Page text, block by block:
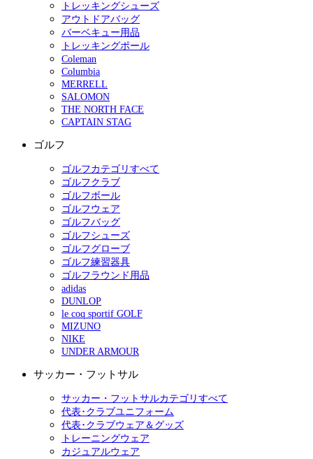
トレッキングシューズ
アウトドアバッグ
バーベキュー用品
トレッキングポール
Coleman
Columbia
MERRELL
SALOMON
THE NORTH FACE
CAPTAIN STAG
ゴルフ
ゴルフカテゴリすべて
ゴルフクラブ
ゴルフボール
ゴルフウェア
ゴルフバッグ
ゴルフシューズ
ゴルフグローブ
ゴルフ練習器具
ゴルフラウンド用品
adidas
DUNLOP
le coq sportif GOLF
MIZUNO
NIKE
UNDER ARMOUR
サッカー・フットサル
サッカー・フットサルカテゴリすべて
代表･クラブユニフォーム
代表･クラブウェア＆グッズ
トレーニングウェア
カジュアルウェア